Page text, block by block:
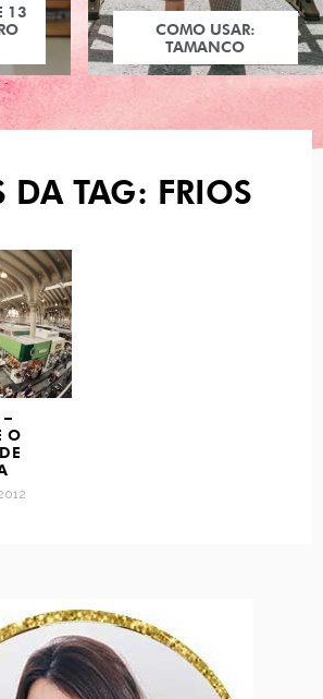
13
COMO USAR:
TAMANCO
DA TAG: FRIOS
–
O